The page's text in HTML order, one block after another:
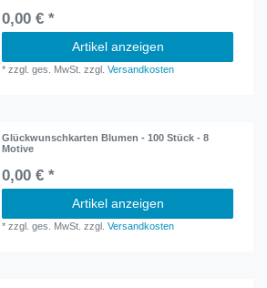
0,00 € *
Artikel anzeigen
*zzgl. ges. MwSt. zzgl.Versandkosten
Glückwunschkarten Blumen - 100 Stück - 8
Motive
0,00 € *
Artikel anzeigen
*zzgl. ges. MwSt. zzgl.Versandkosten